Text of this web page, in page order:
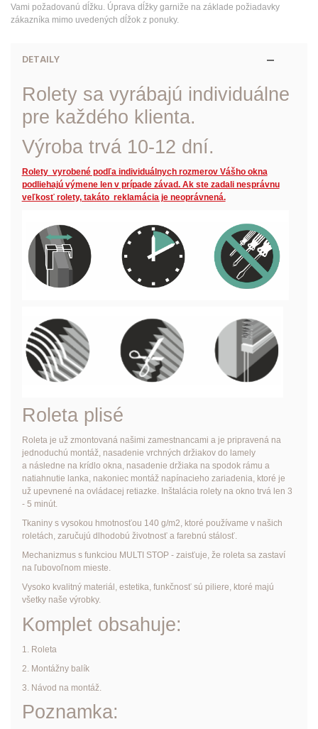
Vami požadovanú dĺžku. Úprava dĺžky garniže na základe požiadavky
zákazníka mimo uvedených dĺžok z ponuky.
DETAILY
Rolety sa vyrábajú individuálne
pre každého klienta.
Výroba trvá 10-12 dní.
Rolety vyrobené podľa individuálnych rozmerov Vášho okna
podliehajú výmene len v prípade závad. Ak ste zadali nesprávnu
veľkosť rolety, takáto reklamácia je neoprávnená.
Roleta plisé
Roleta je už zmontovaná našimi zamestnancami a je pripravená na
jednoduchú montáž, nasadenie vrchných držiakov do lamely
a následne na krídlo okna, nasadenie držiaka na spodok rámu a
natiahnutie lanka, nakoniec montáž napínacieho zariadenia, ktoré je
už upevnené na ovládacej retiazke. Inštalácia rolety na okno trvá len 3
- 5 minút.
Tkaniny s vysokou hmotnosťou 140 g/m2, ktoré používame v našich
roletách, zaručujú dlhodobú životnosť a farebnú stálosť.
Mechanizmus s funkciou MULTI STOP - zaisťuje, že roleta sa zastaví
na ľubovoľnom mieste.
Vysoko kvalitný materiál, estetika, funkčnosť sú piliere, ktoré majú
všetky naše výrobky.
Komplet obsahuje:
1. Roleta
2. Montážny balík
3. Návod na montáž.
Poznamka: